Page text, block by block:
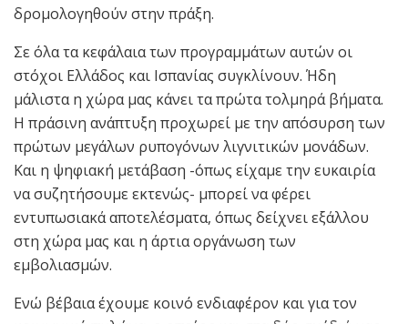
δρομολογηθούν στην πράξη.
Σε όλα τα κεφάλαια των προγραμμάτων αυτών οι
στόχοι Ελλάδος και Ισπανίας συγκλίνουν. Ήδη
μάλιστα η χώρα μας κάνει τα πρώτα τολμηρά βήματα.
Η πράσινη ανάπτυξη προχωρεί με την απόσυρση των
πρώτων μεγάλων ρυπογόνων λιγνιτικών μονάδων.
Και η ψηφιακή μετάβαση -όπως είχαμε την ευκαιρία
να συζητήσουμε εκτενώς- μπορεί να φέρει
εντυπωσιακά αποτελέσματα, όπως δείχνει εξάλλου
στη χώρα μας και η άρτια οργάνωση των
εμβολιασμών.
Ενώ βέβαια έχουμε κοινό ενδιαφέρον και για τον